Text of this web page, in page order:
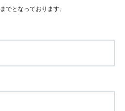
でとなっております。